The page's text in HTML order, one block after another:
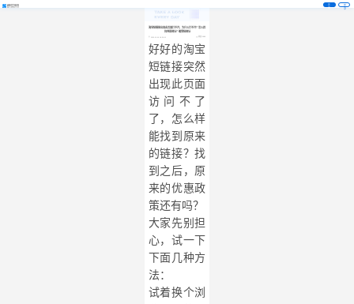
注
册
登
录
淘宝短链接出现此页面打不开，为什么打不开？怎么样
找到原网址？缩我短网址
好好的淘宝
短链接突然
出现此页面
访问不了
了，怎么样
能找到原来
的链接？找
到之后，原
来的优惠政
策还有吗？
大家先别担
心，试一下
下面几种方
法：
试着换个浏